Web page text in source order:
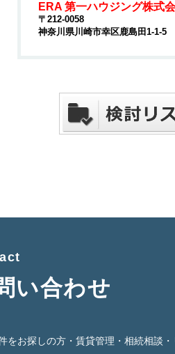
ERA 第一ハウジング株式
〒212-0058
神奈川県川崎市幸区鹿島田1-1-5
い合わせ
をお探しの方・賃貸管理・相続相談